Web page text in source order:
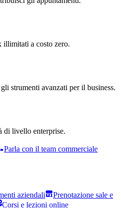
illimitati a costo zero.
strumenti avanzati per il business.
di livello enterprise.
Parla con il team commerciale
aziendali
Prenotazione sale e
Corsi e lezioni online